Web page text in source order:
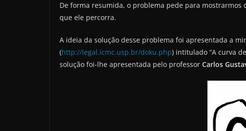
De forma resumida, o problema pede para
que ele percorra.
A ideia da solução desse problema foi apresentada a
(http://legal.icmc.usp.br/doku.php) intitulado “A curva
solução foi-lhe apresentada pelo professor Carlos